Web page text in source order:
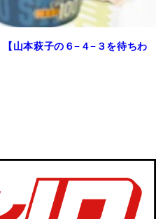
山本萩子の６−４−３を待ちわ